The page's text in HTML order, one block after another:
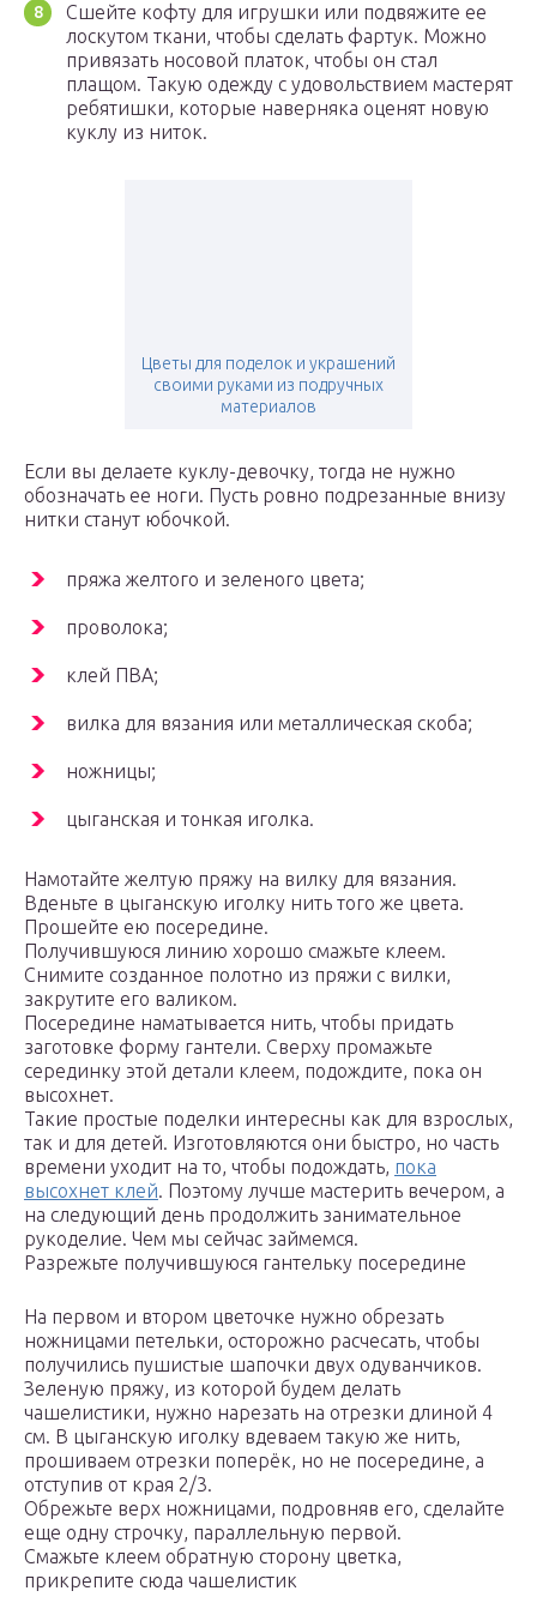
Сшейте кофту для игрушки или подвяжите ее
лоскутом ткани, чтобы сделать фартук. Можно
привязать носовой платок, чтобы он стал
плащом. Такую одежду с удовольствием мастерят
ребятишки, которые наверняка оценят новую
куклу из ниток.
Цветы для поделок и украшений
своими руками из подручных
материалов
Если вы делаете куклу-девочку, тогда не нужно
обозначать ее ноги. Пусть ровно подрезанные внизу
нитки станут юбочкой.
пряжа желтого и зеленого цвета;
проволока;
клей ПВА;
вилка для вязания или металлическая скоба;
ножницы;
цыганская и тонкая иголка.
Намотайте желтую пряжу на вилку для вязания.
Вденьте в цыганскую иголку нить того же цвета.
Прошейте ею посередине.
Получившуюся линию хорошо смажьте клеем.
Снимите созданное полотно из пряжи с вилки,
закрутите его валиком.
Посередине наматывается нить, чтобы придать
заготовке форму гантели. Сверху промажьте
серединку этой детали клеем, подождите, пока он
высохнет.
Такие простые поделки интересны как для взрослых,
так и для детей. Изготовляются они быстро, но часть
времени уходит на то, чтобы подождать, пока
высохнет клей. Поэтому лучше мастерить вечером, а
на следующий день продолжить занимательное
рукоделие. Чем мы сейчас займемся.
Разрежьте получившуюся гантельку посередине
На первом и втором цветочке нужно обрезать
ножницами петельки, осторожно расчесать, чтобы
получились пушистые шапочки двух одуванчиков.
Зеленую пряжу, из которой будем делать
чашелистики, нужно нарезать на отрезки длиной 4
см. В цыганскую иголку вдеваем такую же нить,
прошиваем отрезки поперёк, но не посередине, а
отступив от края 2/3.
Обрежьте верх ножницами, подровняв его, сделайте
еще одну строчку, параллельную первой.
Смажьте клеем обратную сторону цветка,
прикрепите сюда чашелистик